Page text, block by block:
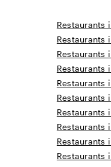
Restaurants
Restaurants
Restaurants
Restaurants
Restaurants
Restaurants
Restaurants
Restaurants
Restaurants
Restaurants